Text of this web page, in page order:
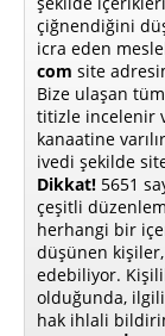
çiğnendiğini
icra eden
com site
Bize ulaşan
titizle incelenir
kanaatine
ivedi şekilde
Dikkat! 5651
çeşitli
herhangi bir
düşünen kişiler,
edebiliyor.
olduğunda, ilgili
hak ihlali